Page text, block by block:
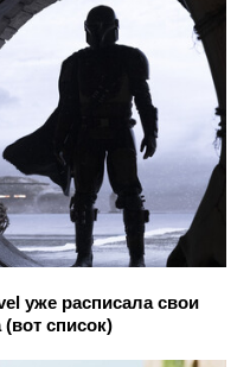
уже расписала свои
список)